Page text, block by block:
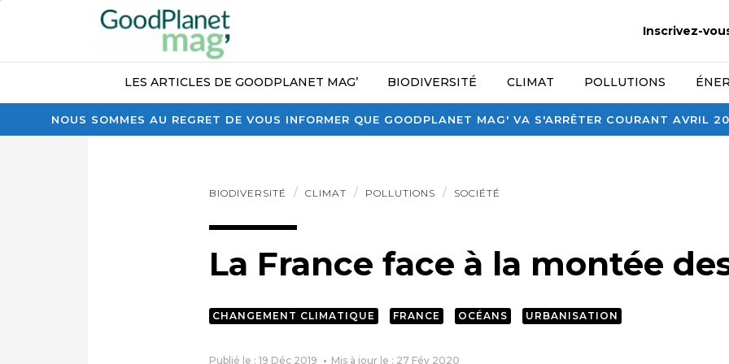
NOUS SOMMES AU REGRET DE VOUS INFORMER QUE GOODPLANET MAG' VA S'ARRÊTER COURANT AVRIL
Inscrivez-
LES ARTICLES DE GOODPLANET MAG’ BIODIVERSITÉ CLIMAT POLLUTIONS
BIODIVERSITÉ CLIMAT POLLUTIONS SOCIÉTÉ
La France face à la montée
CHANGEMENT CLIMATIQUE FRANCE OCÉANS URBANISATION
Publié le : 19 Déc 2019
Mis à jour le : 27 Fév 2020